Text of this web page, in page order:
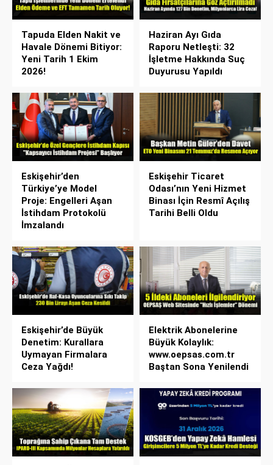
Tapuda Elden Nakit ve
Havale Dönemi Bitiyor:
Yeni Tarih 1 Ekim
2026!
Haziran Ayı Gıda
Raporu Netleşti: 32
İşletme Hakkında Suç
Duyurusu Yapıldı
Eskişehir’den
Türkiye’ye Model
Proje: Engelleri Aşan
İstihdam Protokolü
İmzalandı
Eskişehir Ticaret
Odası’nın Yeni Hizmet
Binası İçin Resmî Açılış
Tarihi Belli Oldu
Eskişehir’de Büyük
Denetim: Kurallara
Uymayan Firmalara
Ceza Yağdı!
Elektrik Abonelerine
Büyük Kolaylık:
www.oepsas.com.tr
Baştan Sona Yenilendi